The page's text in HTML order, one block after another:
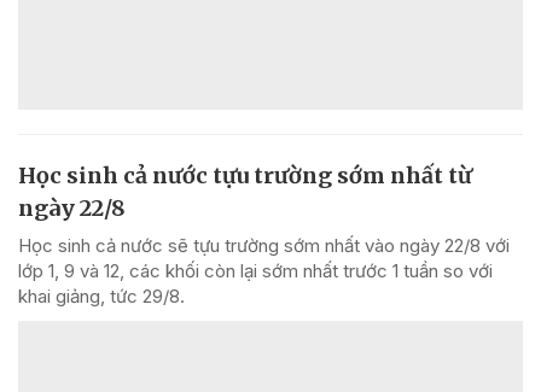
Học sinh cả nước tựu trường sớm nhất từ
ngày 22/8
Học sinh cả nước sẽ tựu trường sớm nhất vào ngày 22/8 với
lớp 1, 9 và 12, các khối còn lại sớm nhất trước 1 tuần so với
khai giảng, tức 29/8.